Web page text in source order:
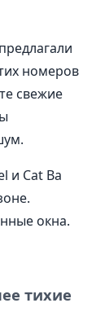
номеров
свежие
и Cat Ba
окна.
тихие